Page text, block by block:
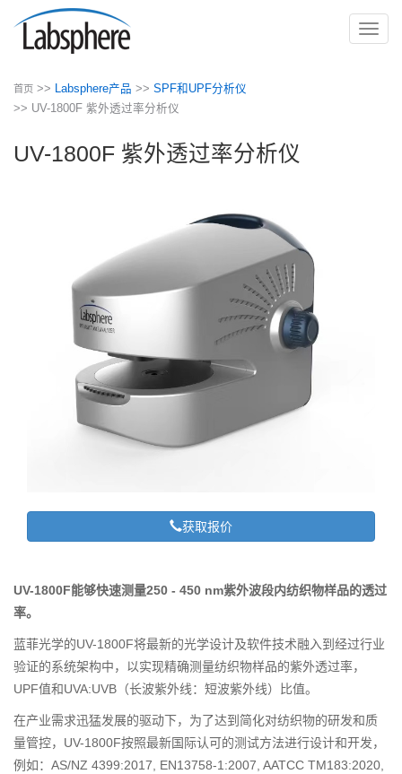
切
首页 >> Labsphere产品 >> SPF和UPF分析仪
>> UV-1800F 紫外透过率分析仪
UV-1800F 紫外透过率分析仪
获取报价
UV-1800F能够快速测量250 - 450 nm紫外波段内纺织物样品的透过
率。
蓝菲光学的UV-1800F将最新的光学设计及软件技术融入到经过行业
验证的系统架构中，以实现精确测量纺织物样品的紫外透过率，
UPF值和UVA:UVB（长波紫外线：短波紫外线）比值。
在产业需求迅猛发展的驱动下，为了达到简化对纺织物的研发和质
量管控，UV-1800F按照最新国际认可的测试方法进行设计和开发，
例如：AS/NZ 4399:2017, EN13758-1:2007, AATCC TM183:2020,